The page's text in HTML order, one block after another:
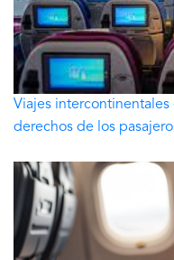
Viajes
derechos de los